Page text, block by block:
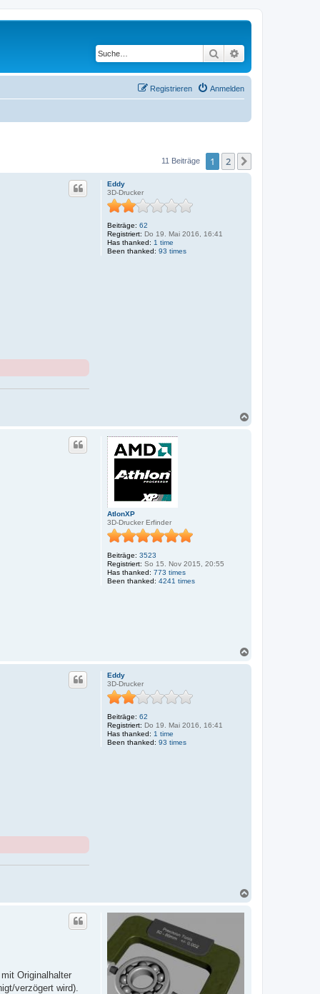
Suche
Anmelden
Registrieren
11 Beiträge 1 2
Eddy
3D-Drucker
Beiträge: 62
Registriert: Do 19. Mai 2016, 16:41
Has thanked: 1 time
Been thanked: 93 times
AtlonXP
3D-Drucker Erfinder
Beiträge: 3523
Registriert: So 15. Nov 2015, 20:55
Has thanked: 773 times
Been thanked: 4241 times
Eddy
3D-Drucker
Beiträge: 62
Registriert: Do 19. Mai 2016, 16:41
Has thanked: 1 time
Been thanked: 93 times
Originalhalter
verzögert wird).